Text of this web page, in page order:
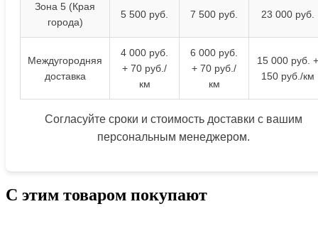
Зона 5 (Края
города)
5 500 руб. 7 500 руб. 23 000 руб.
Междугородняя
доставка
4 000 руб.
+ 70 руб./
км
6 000 руб.
+ 70 руб./
км
15 000 руб. +
150 руб./км
Согласуйте сроки и стоимость доставки с вашим
персональным менеджером.
С этим товаром покупают